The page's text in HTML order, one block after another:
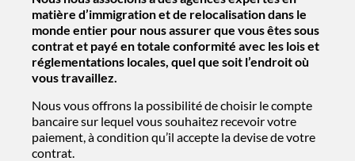
matière d’immigration et de relocalisation dans le
monde entier pour nous assurer que vous êtes sous
contrat et payé en totale conformité avec les lois et
réglementations locales, quel que soit l’endroit où
vous travaillez.
Nous vous offrons la possibilité de choisir le compte
bancaire sur lequel vous souhaitez recevoir votre
paiement, à condition qu’il accepte la devise de votre
contrat.